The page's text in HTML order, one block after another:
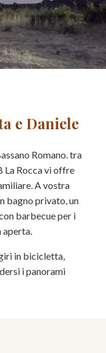
e Daniele
Romano. tra
La Rocca vi offre
A vostra
bagno privato, un
barbecue per i
aperta.
in bicicletta,
i panorami